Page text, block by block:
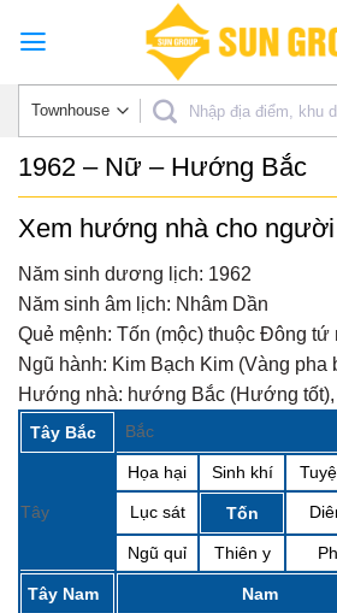
1962 – Nữ – Hướng Bắc
Xem hướng nhà cho
Năm sinh dương lịch: 1962
Năm sinh âm lịch: Nhâm Dần
Quẻ mệnh: Tốn (mộc) thuộc Đông tứ
Ngũ hành: Kim Bạch Kim (Vàng pha
Hướng nhà: hướng Bắc (Hướng
Tây Bắc Bắc
Tây
Họa hại Sinh khí
Lục sát Tốn
Ngũ quỉ Thiên y
Tây Nam Nam